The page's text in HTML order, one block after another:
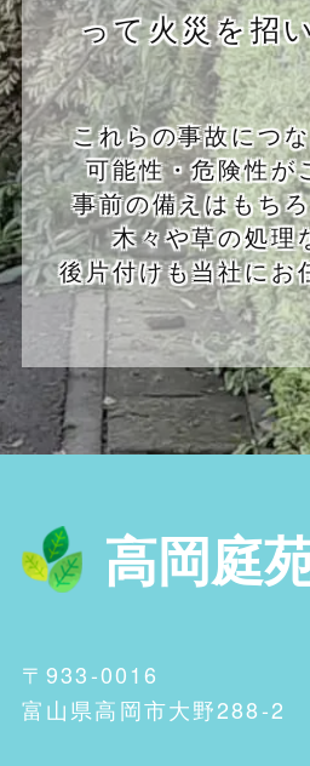
って火災を招
これらの事故につ
可能性・危険性が
事前の備えはもち
木々や草の処理
後片付けも当社にお
高岡庭
〒933-0016
富山県高岡市大野288-2